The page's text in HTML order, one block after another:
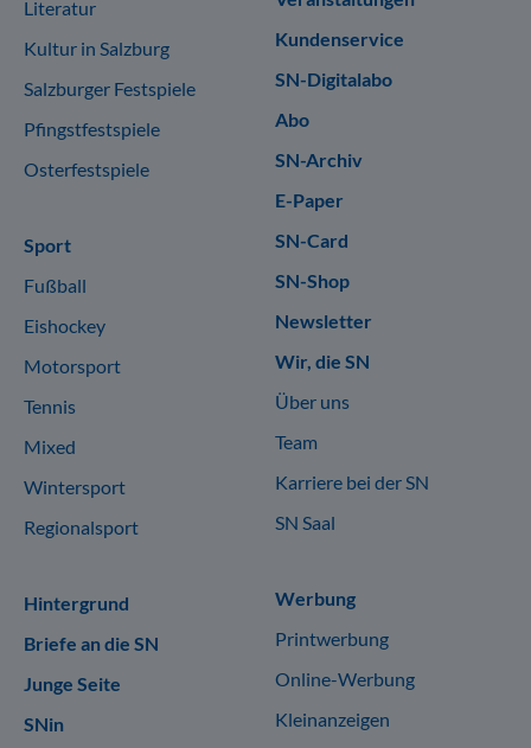
Literatur
Kultur in Salzburg
Salzburger Festspiele
Pfingstfestspiele
Osterfestspiele
Sport
Fußball
Eishockey
Motorsport
Tennis
Mixed
Wintersport
Regionalsport
Hintergrund
Briefe an die SN
Junge Seite
SNin
Kundenservice
SN-Digitalabo
Abo
SN-Archiv
E-Paper
SN-Card
SN-Shop
Newsletter
Wir, die SN
Über uns
Team
Karriere bei der SN
SN Saal
Werbung
Printwerbung
Online-Werbung
Kleinanzeigen